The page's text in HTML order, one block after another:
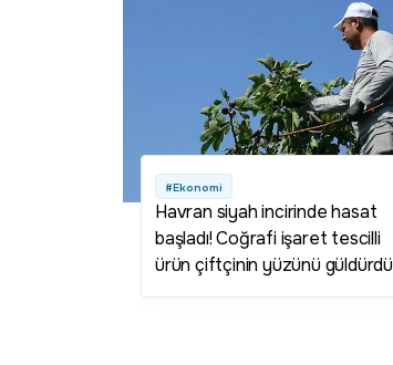
#Ekonomi
Havran siyah incirinde hasat
başladı! Coğrafi işaret tescilli
ürün çiftçinin yüzünü güldürdü